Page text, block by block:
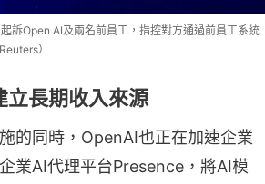
訴Open AI及兩名前員工，指控對方通過前員工系統
）
立長期收入來源
的同時，OpenAI也正在加速企業
業AI代理平台Presence，將AI模